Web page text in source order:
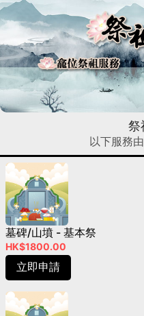
祭
以下服務
墓碑/山墳 - 基本祭
HK$1800.00
立即申請